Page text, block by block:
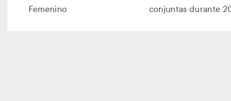
Femenino
conjuntas durante